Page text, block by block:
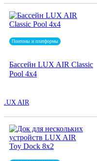
Понтоны и платформы
Бассейн LUX AIR Classic
Pool 4x4
LUX AIR